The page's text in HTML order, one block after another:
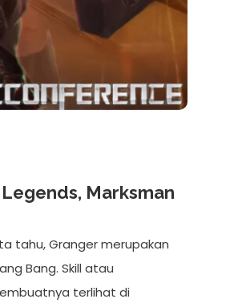
Marksman
tahu, Granger merupakan
Bang. Skill atau
terlihat di